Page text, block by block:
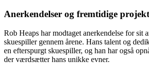
Anerkendelser og fremtidige
Rob Heaps har modtaget anerkendelse for sit
skuespiller gennem årene. Hans talent og
en efterspurgt skuespiller, og han har også
der værdsætter hans unikke evner.